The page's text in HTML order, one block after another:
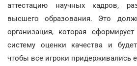
аттестацию научных кадров,
высшего образования. Это
организация, которая
систему оценки качества и
чтобы все игроки придерживались